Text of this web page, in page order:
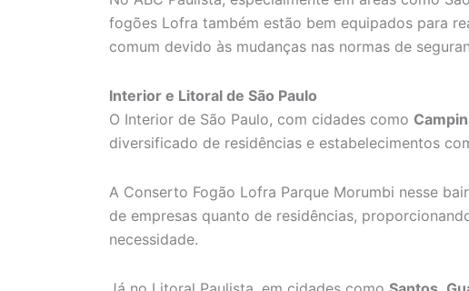
fogões Lofra também estão bem equipados para
comum devido às mudanças nas normas de
Interior e Litoral de São Paulo
O Interior de São Paulo, com cidades como
diversificado de residências e estabelecimentos
A Conserto Fogão Lofra Parque Morumbi nesse
de empresas quanto de residências,
necessidade.